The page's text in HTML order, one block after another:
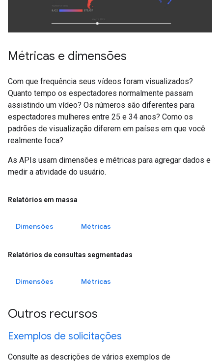
Métricas e dimensões
Com que frequência seus vídeos foram visualizados?
Quanto tempo os espectadores normalmente passam
assistindo um vídeo? Os números são diferentes para
espectadores mulheres entre 25 e 34 anos? Como os
padrões de visualização diferem em países em que você
realmente foca?
As APIs usam dimensões e métricas para agregar dados e
medir a atividade do usuário.
Relatórios em massa
Dimensões Métricas
Relatórios de consultas segmentadas
Dimensões Métricas
Outros recursos
Exemplos de solicitações
Consulte as descrições de vários exemplos de